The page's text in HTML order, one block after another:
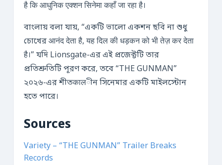
है कि आधुनिक एक्शन सिनेमा कहाँ जा रहा है।
বাংলায় বলা যায়, “একটি ভালো একশন ছবি না শুধু
চোখের आनंद देता है, यह दिल की धड़कन को भी तेज़ कर देता
है।” যদি Lionsgate-এর এই প্রজেক্টটি তার
প্রতিশ্রুতিটি পূরণ করে, তবে “THE GUNMAN”
২০২৬-এর শীতकालীন সিনেমার একটি মাইলস্টোন
হতে পারে।
Sources
Variety – “THE GUNMAN” Trailer Breaks
Records